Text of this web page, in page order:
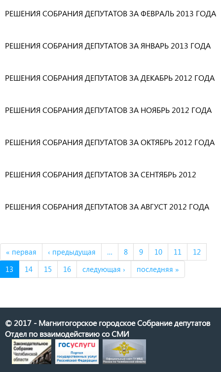
РЕШЕНИЯ СОБРАНИЯ ДЕПУТАТОВ ЗА ФЕВРАЛЬ 2013 ГОДА
РЕШЕНИЯ СОБРАНИЯ ДЕПУТАТОВ ЗА ЯНВАРЬ 2013 ГОДА
РЕШЕНИЯ СОБРАНИЯ ДЕПУТАТОВ ЗА ДЕКАБРЬ 2012 ГОДА
РЕШЕНИЯ СОБРАНИЯ ДЕПУТАТОВ ЗА НОЯБРЬ 2012 ГОДА
РЕШЕНИЯ СОБРАНИЯ ДЕПУТАТОВ ЗА ОКТЯБРЬ 2012 ГОДА
РЕШЕНИЯ СОБРАНИЯ ДЕПУТАТОВ ЗА СЕНТЯБРЬ 2012
РЕШЕНИЯ СОБРАНИЯ ДЕПУТАТОВ ЗА АВГУСТ 2012 ГОДА
« первая ‹ предыдущая … 8 9 10 11
12
13
14 15 16 следующая › последняя »
© 2017 - Магнитогорское городское Собрание депутатов
Отдел по взаимодействию со СМИ